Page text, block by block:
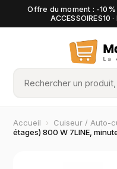
Offre du moment : -
Accueil › Cuiseur / Auto-
étages) 800 W 7LINE,